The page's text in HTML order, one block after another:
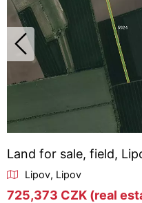
Land for sale, field,
Lipov, Lipov
725,373 CZK (real